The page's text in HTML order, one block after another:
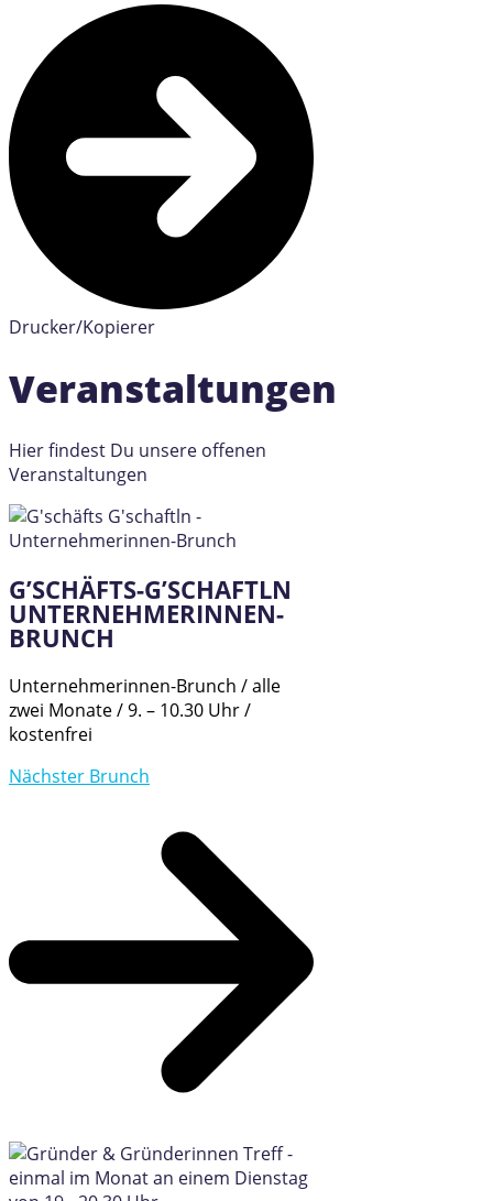
Drucker/Kopierer
Veranstaltungen
Hier findest Du unsere offenen
Veranstaltungen
G’SCHÄFTS-G’SCHAFTLN
UNTERNEHMERINNEN-
BRUNCH
Unternehmerinnen-Brunch / alle
zwei Monate / 9. – 10.30 Uhr /
kostenfrei
Nächster Brunch